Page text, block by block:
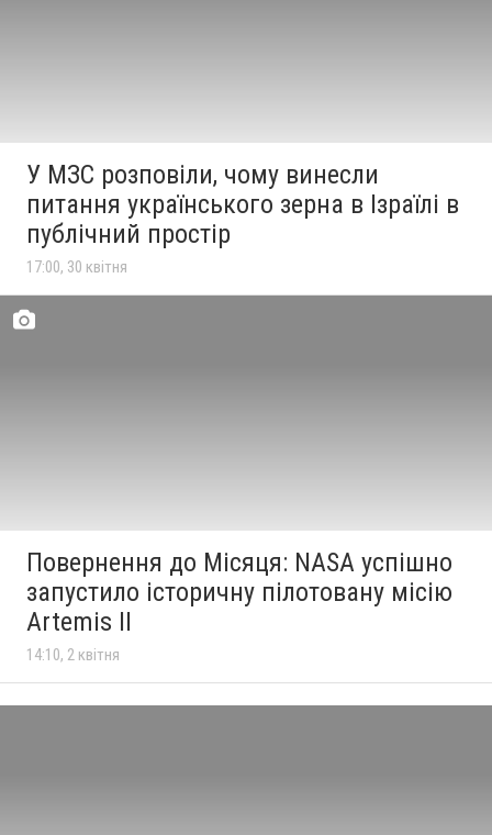
У МЗС розповіли, чому винесли
питання українського зерна в Ізраїлі в
публічний простір
17:00, 30 квітня
Повернення до Місяця: NASA успішно
запустило історичну пілотовану місію
Artemis II
14:10, 2 квітня